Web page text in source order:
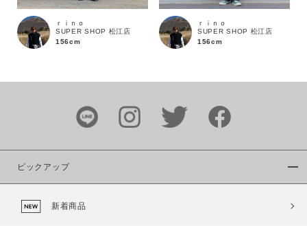
ｒｉｎｏ
SUPER SHOP 松江店
156cm
ｒｉｎｏ
SUPER SHOP 松江店
156cm
ピックアップ
新着商品